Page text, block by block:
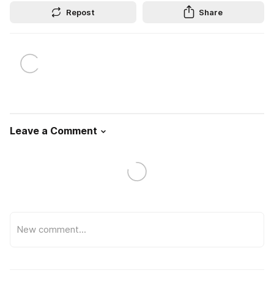
Repost Share
Leave a Comment